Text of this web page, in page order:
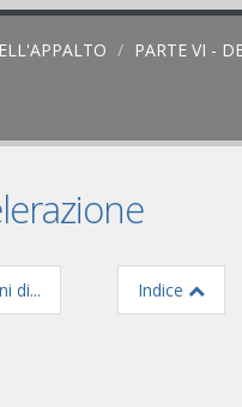
PARTE VI -
di... Indice